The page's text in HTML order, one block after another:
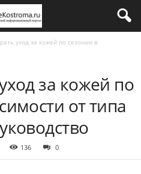
уход за кожей по сезонам в
за кожей по
от типа
136 0